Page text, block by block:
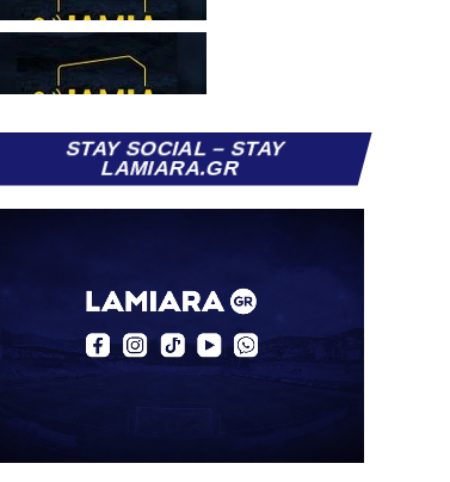
STAY SOCIAL – STAY
LAMIARA.GR